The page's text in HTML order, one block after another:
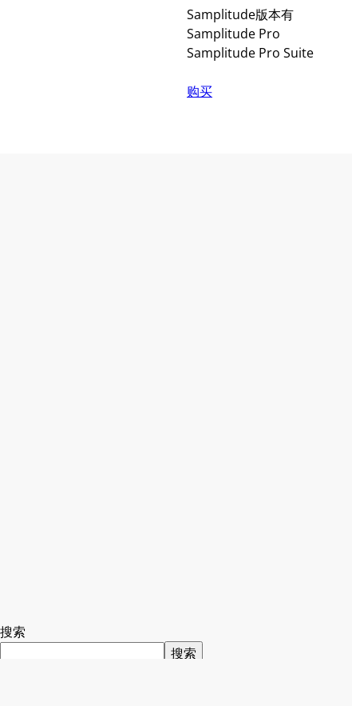
Samplitude版本有
Samplitude Pro
Samplitude Pro Suite
购买
搜索
搜索